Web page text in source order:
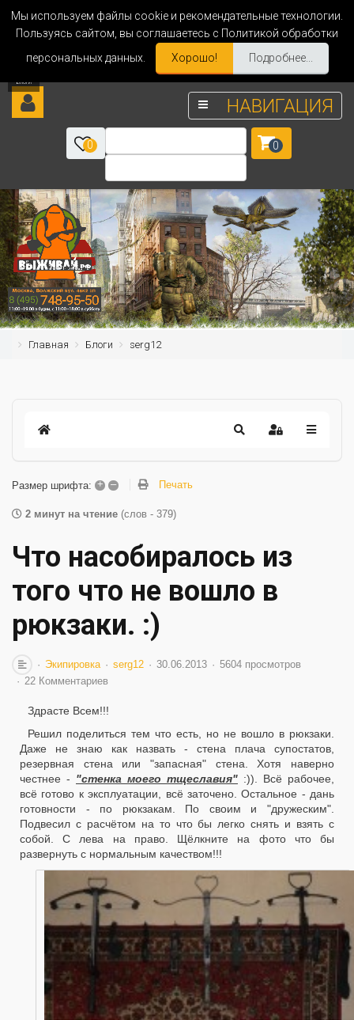
Мы используем файлы cookie и рекомендательные технологии.
Пользуясь сайтом, вы соглашаетесь с Политикой обработки
персональных данных.
Хорошо! Подробнее...
НАВИГАЦИЯ
0 0
Главная Блоги serg12
Размер шрифта: + – Печать
2 минут на чтение (слов - 379)
Что насобиралось из
того что не вошло в
рюкзаки. :)
Экипировка serg12 30.06.2013
5604 просмотров
22 Комментариев
Здрасте Всем!!!
Решил поделиться тем что есть, но не вошло в рюкзаки.
Даже не знаю как назвать - стена плача супостатов,
резервная стена или "запасная" стена. Хотя наверно
честнее - "стенка моего тщеславия" :)). Всё рабочее,
всё готово к эксплуатации, всё заточено. Остальное - дань
готовности - по рюкзакам. По своим и "дружеским".
Подвесил с расчётом на то что бы легко снять и взять с
собой. С лева на право. Щёлкните на фото что бы
развернуть с нормальным качеством!!!